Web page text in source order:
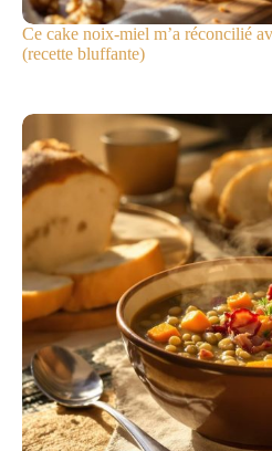
Ce cake noix-miel m’a réconcilié
(recette bluffante)